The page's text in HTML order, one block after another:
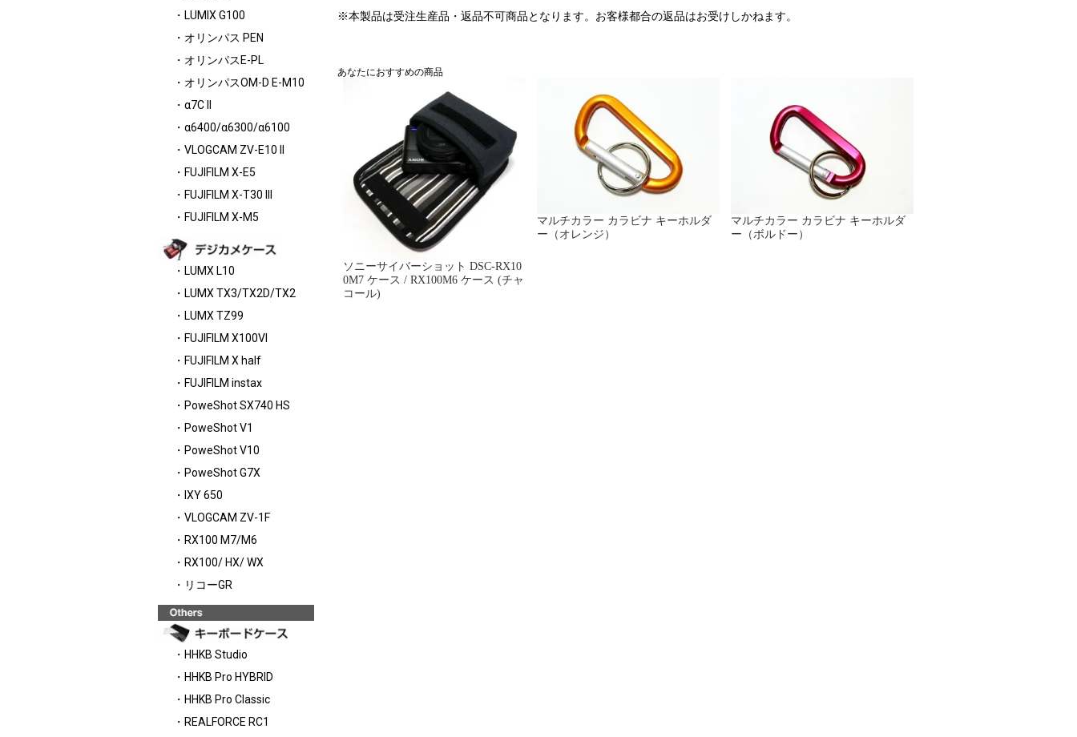
・LUMIX G100
・オリンパス PEN
・オリンパスE-PL
・オリンパスOM-D E-M10
・α7C II
・α6400/α6300/α6100
・VLOGCAM ZV-E10 II
・FUJIFILM X-E5
・FUJIFILM X-T30 III
・FUJIFILM X-M5
・LUMX L10
・LUMX TX3/TX2D/TX2
・LUMX TZ99
・FUJIFILM X100VI
・FUJIFILM X half
・FUJIFILM instax
・PoweShot SX740 HS
・PoweShot V1
・PoweShot V10
・PoweShot G7X
・IXY 650
・VLOGCAM ZV-1F
・RX100 M7/M6
・RX100/ HX/ WX
・リコーGR
・HHKB Studio
・HHKB Pro HYBRID
・HHKB Pro Classic
・REALFORCE RC1
※本製品は受注生産品・返品不可商品となります。お客様都合の返品はお受けしかねます。
あなたにおすすめの商品
ソニーサイバーショット DSC-RX10
0M7 ケース / RX100M6 ケース (チャ
コール)
マルチカラー カラビナ キーホルダ
ー（オレンジ）
マルチカラー カラビナ キーホルダ
ー（ボルドー）